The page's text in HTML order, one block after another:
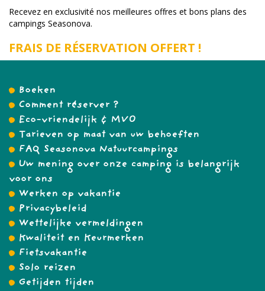
Recevez en exclusivité nos meilleures offres et bons plans des
campings Seasonova.
FRAIS DE RÉSERVATION OFFERT !
Boeken
Comment réserver ?
Eco-vriendelijk & MVO
Tarieven op maat van uw behoeften
FAQ Seasonova Natuurcampings
Uw mening over onze camping is belangrijk
voor ons
Werken op vakantie
Privacybeleid
Wettelijke vermeldingen
Kwaliteit en Keurmerken
Fietsvakantie
Solo reizen
Getijden tijden